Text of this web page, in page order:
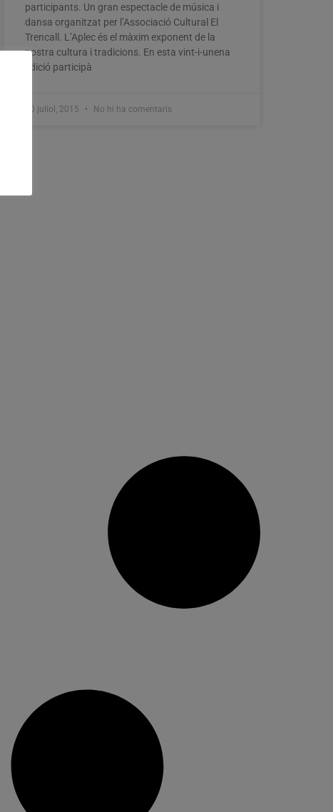
participants. Un gran espectacle de música i
dansa organitzat per l’Associació Cultural El
Trencall. L’Aplec és el màxim exponent de la
nostra cultura i tradicions. En esta vint-i-unena
edició participà
20 juliol, 2015 No hi ha comentaris